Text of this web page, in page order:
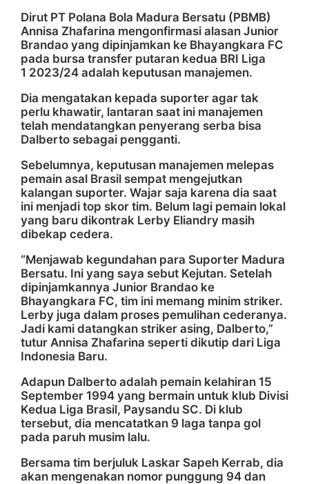
Dirut PT Polana Bola Madura Bersatu (PBMB)
Annisa Zhafarina mengonfirmasi alasan Junior
Brandao yang dipinjamkan ke Bhayangkara FC
pada bursa transfer putaran kedua BRI Liga
1 2023/24 adalah keputusan manajemen.
Dia mengatakan kepada suporter agar tak
perlu khawatir, lantaran saat ini manajemen
telah mendatangkan penyerang serba bisa
Dalberto sebagai pengganti.
Sebelumnya, keputusan manajemen melepas
pemain asal Brasil sempat mengejutkan
kalangan suporter. Wajar saja karena dia saat
ini menjadi top skor tim. Belum lagi pemain lokal
yang baru dikontrak Lerby Eliandry masih
dibekap cedera.
“Menjawab kegundahan para Suporter Madura
Bersatu. Ini yang saya sebut Kejutan. Setelah
dipinjamkannya Junior Brandao ke
Bhayangkara FC, tim ini memang minim striker.
Lerby juga dalam proses pemulihan cederanya.
Jadi kami datangkan striker asing, Dalberto,”
tutur Annisa Zhafarina seperti dikutip dari Liga
Indonesia Baru.
Adapun Dalberto adalah pemain kelahiran 15
September 1994 yang bermain untuk klub Divisi
Kedua Liga Brasil, Paysandu SC. Di klub
tersebut, dia mencatatkan 9 laga tanpa gol
pada paruh musim lalu.
Bersama tim berjuluk Laskar Sapeh Kerrab, dia
akan mengenakan nomor punggung 94 dan